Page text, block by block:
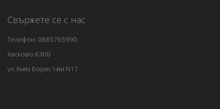
Свържете се с нас
Телефон: 0885765990
Хасково 6300
ул. Княз Борис I-ви N17